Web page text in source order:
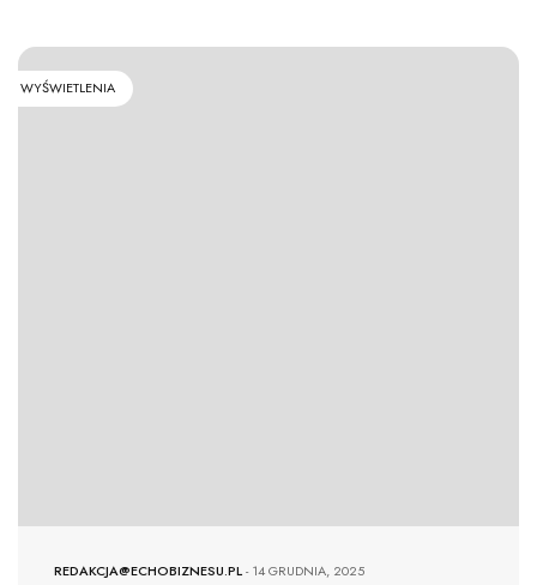
WYŚWIETLENIA
REDAKCJA@ECHOBIZNESU.PL-14 GRUDNIA, 2025